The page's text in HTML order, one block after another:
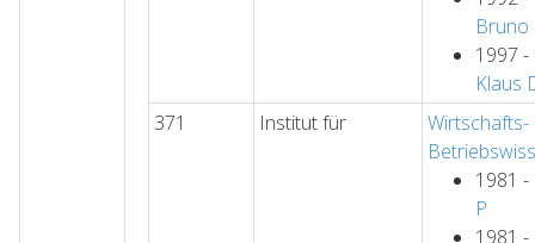
Bruno
1997
Klaus
371
Institut für
Wirtschafts-
1981
P
1981